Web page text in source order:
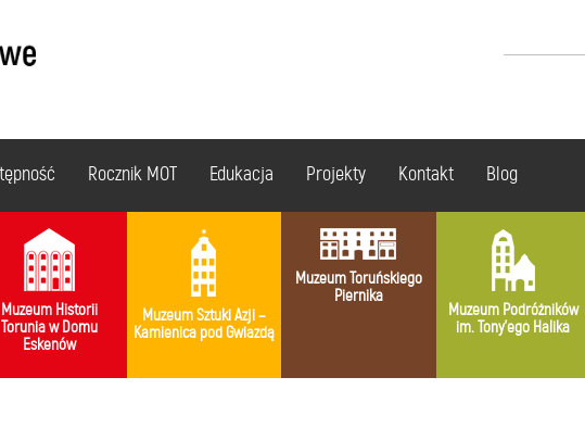
Rocznik MOT Edukacja Projekty Kontakt Blog
Muzeum Historii
Torunia w Domu
Eskenów
Muzeum Sztuki Azji –
Kamienica pod Gwiazdą
Muzeum Toruńskiego
Piernika
Muzeum Podróżników
im. Tony’ego Halika